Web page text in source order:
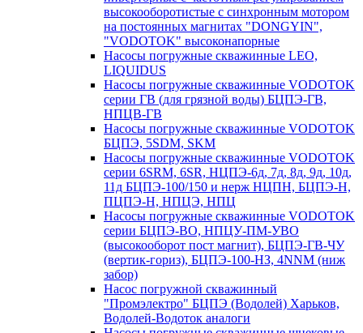
высокооборотистые с синхронным мотором
на постоянных магнитах "DONGYIN",
"VODOTOK" высоконапорные
Насосы погружные скважинные LEO,
LIQUIDUS
Насосы погружные скважинные VODOTOK
серии ГВ (для грязной воды) БЦПЭ-ГВ,
НПЦВ-ГВ
Насосы погружные скважинные VODOTOK
БЦПЭ, 5SDM, SKM
Насосы погружные скважинные VODOTOK
серии 6SRM, 6SR, НЦПЭ-6д, 7д, 8д, 9д, 10д,
11д БЦПЭ-100/150 и нерж НЦПН, БЦПЭ-Н,
ПЦПЭ-Н, НПЦЭ, НПЦ
Насосы погружные скважинные VODOTOK
серии БЦПЭ-ВО, НПЦУ-ПМ-УВО
(высокооборот пост магнит), БЦПЭ-ГВ-ЧУ
(вертик-гориз), БЦПЭ-100-НЗ, 4NNM (ниж
забор)
Насос погружной скважинный
"Промэлектро" БЦПЭ (Водолей) Харьков,
Водолей-Водоток аналоги